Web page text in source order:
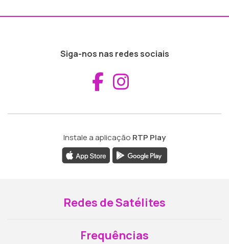
Siga-nos nas redes sociais
Aceder ao
Instale a aplicação RTP Play
Redes de Satélites
Frequências